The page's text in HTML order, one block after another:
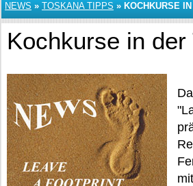
NEWS » TOSKANA TIPPS » KOCHKURSE
Kochkurse in der